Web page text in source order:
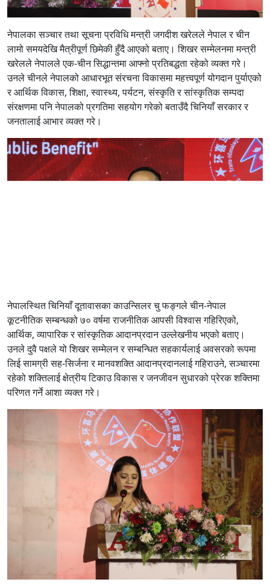
नेपालका सञ्चार तथा सूचना प्रविधि मन्त्री जगदीश खरेलले नेपाल र चीन
लामो समयदेखि मैत्रीपूर्ण छिमेकी हुँदै आएको बताए। शिखर सम्मेलनमा मन्त्री
खरेलले नेपालले एक-चीन सिद्धान्तमा आफ्नो प्रतिबद्धता रहेको व्यक्त गरे।
उनले चीनले नेपालको आधारभूत संरचना विकासमा महत्त्वपूर्ण योगदान पुर्याएको
र आर्थिक विकास, शिक्षा, स्वास्थ्य, पर्यटन, संस्कृति र सांस्कृतिक सम्पदा
संरक्षणमा पनि नेपालको प्रगतिमा सहयोग गरेको बताउँदै चिनियाँ सरकार र
जनतालाई आभार व्यक्त गरे।
नेपालस्थित चिनियाँ दूतावासका काउन्सिलर चु फङ्गले चीन-नेपाल
कूटनीतिक सम्बन्धको ७० वर्षमा राजनीतिक आपसी विश्वास गहिरिएको,
आर्थिक, व्यापारिक र सांस्कृतिक आदानप्रदान उल्लेखनीय भएको बताए।
उनले दुवै पक्षले यो शिखर सम्मेलन र सम्बन्धित सहकार्यलाई अवसरको रूपमा
लिई सामग्री सह-सिर्जना र मानवशक्ति आदानप्रदानलाई गहिराउने, सञ्चारमा
रहेको शक्तिलाई क्षेत्रीय टिकाउ विकास र जनजीवन सुधारको प्रेरक शक्तिमा
परिणत गर्ने आशा व्यक्त गरे।